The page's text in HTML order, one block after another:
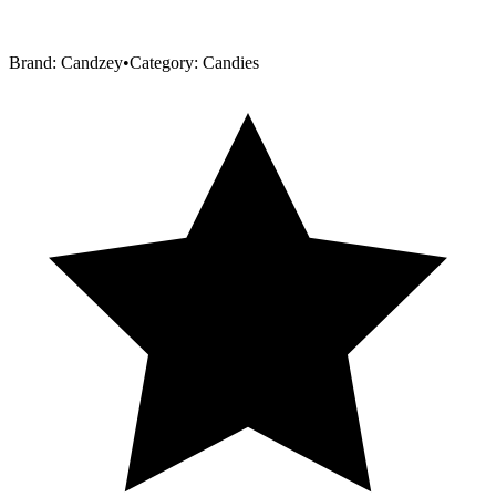
Brand: Candzey•Category: Candies